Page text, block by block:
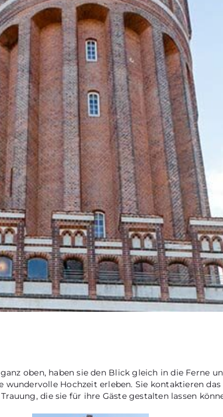
oben, haben sie den Blick gleich in die Ferne
Hochzeit erleben. Sie kontaktieren das
die sie für ihre Gäste gestalten lassen